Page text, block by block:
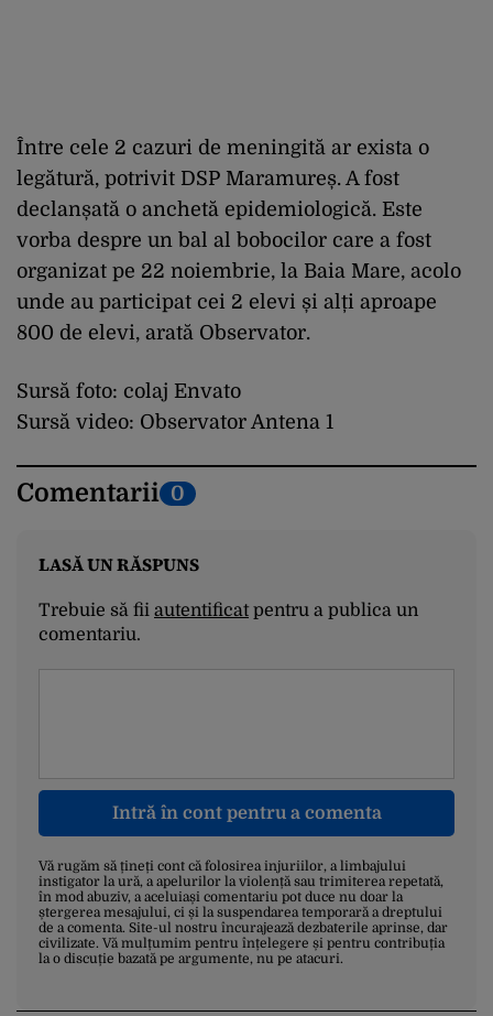
Între cele 2 cazuri de meningită ar exista o
legătură, potrivit DSP Maramureș. A fost
declanșată o anchetă epidemiologică. Este
vorba despre un bal al bobocilor care a fost
organizat pe 22 noiembrie, la Baia Mare, acolo
unde au participat cei 2 elevi și alți aproape
800 de elevi, arată Observator.
Sursă foto: colaj Envato
Sursă video: Observator Antena 1
Comentarii 0
LASĂ UN RĂSPUNS
Trebuie să fii autentificatpentru a publica un
comentariu.
Intră în cont pentru a comenta
Vă rugăm să țineți cont că folosirea injuriilor, a limbajului
instigator la ură, a apelurilor la violență sau trimiterea repetată,
în mod abuziv, a aceluiași comentariu pot duce nu doar la
ștergerea mesajului, ci și la suspendarea temporară a dreptului
de a comenta. Site-ul nostru încurajează dezbaterile aprinse, dar
civilizate. Vă mulțumim pentru înțelegere și pentru contribuția
la o discuție bazată pe argumente, nu pe atacuri.